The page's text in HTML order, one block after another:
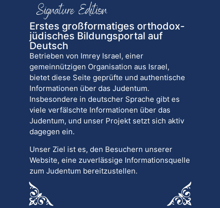
Erstes großformatiges orthodox-
jüdisches Bildungsportal auf
Deutsch
Betrieben von Imrey Israel, einer
gemeinnützigen Organisation aus Israel,
bietet diese Seite geprüfte und authentische
Informationen über das Judentum.
Insbesondere in deutscher Sprache gibt es
viele verfälschte Informationen über das
Judentum, und unser Projekt setzt sich aktiv
dagegen ein.
Unser Ziel ist es, den Besuchern unserer
Website, eine zuverlässige Informationsquelle
zum Judentum bereitzustellen.